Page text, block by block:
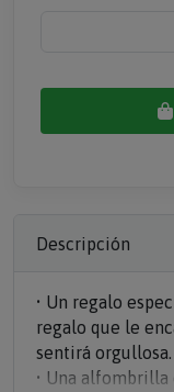
Descripción
• Un regalo
regalo que le
sentirá orgullosa.
• Una